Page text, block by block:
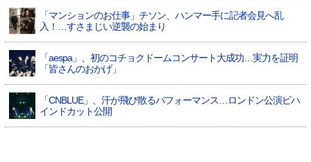
「マンションのお仕事」チソン、ハンマー手に記者会見へ乱
入！…すさまじい逆襲の始まり
「aespa」、初のコチョクドームコンサート大成功…実力を証明
「皆さんのおかげ」
「CNBLUE」、汗が飛び散るパフォーマンス…ロンドン公演ビハ
インドカット公開